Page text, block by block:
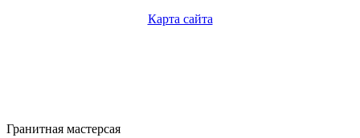
Карта сайта
Гранитная мастерсая